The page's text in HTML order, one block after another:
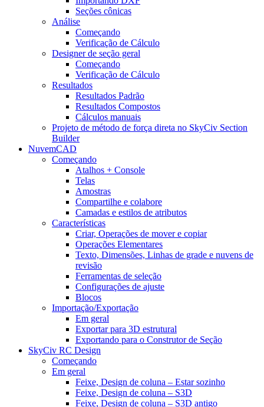
Seções cônicas
Análise
Começando
Verificação de Cálculo
Designer de seção geral
Começando
Verificação de Cálculo
Resultados
Resultados Padrão
Resultados Compostos
Cálculos manuais
Projeto de método de força direta no SkyCiv Section
Builder
NuvemCAD
Começando
Atalhos + Console
Telas
Amostras
Compartilhe e colabore
Camadas e estilos de atributos
Características
Criar, Operações de mover e copiar
Operações Elementares
Texto, Dimensões, Linhas de grade e nuvens de
revisão
Ferramentas de seleção
Configurações de ajuste
Blocos
Importação/Exportação
Em geral
Exportar para 3D estrutural
Exportando para o Construtor de Seção
SkyCiv RC Design
Começando
Em geral
Feixe, Design de coluna – Estar sozinho
Feixe, Design de coluna – S3D
Feixe, Design de coluna – S3D antigo